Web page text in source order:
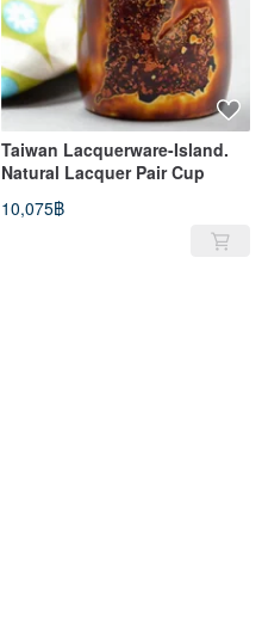
Taiwan Lacquerware-Island.
Natural Lacquer Pair Cup
10,075฿